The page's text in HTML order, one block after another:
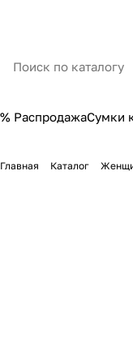
% РаспродажаСумки
Главная Каталог